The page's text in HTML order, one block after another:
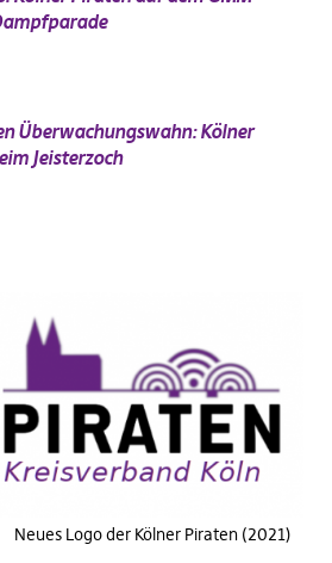
Überwachungswahn: Kölner
Jeisterzoch
Neues Logo der Kölner Piraten (2021)